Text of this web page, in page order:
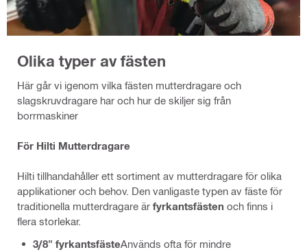
Olika typer av fästen
Här går vi igenom vilka fästen mutterdragare och
slagskruvdragare har och hur de skiljer sig från
borrmaskiner
För Hilti Mutterdragare
Hilti tillhandahåller ett sortiment av mutterdragare för olika
applikationer och behov. Den vanligaste typen av fäste för
traditionella mutterdragare är fyrkantsfästen och finns i
flera storlekar.
3/8" fyrkantsfästeAnvänds ofta för mindre